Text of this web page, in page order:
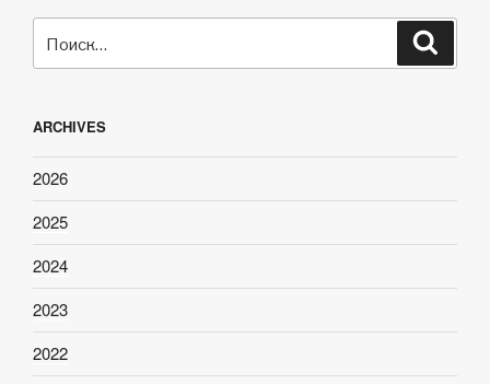
ARCHIVES
2026
2025
2024
2023
2022